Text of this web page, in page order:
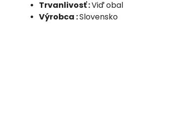
Trvanlivosť :Viď obal
Výrobca :Slovensko